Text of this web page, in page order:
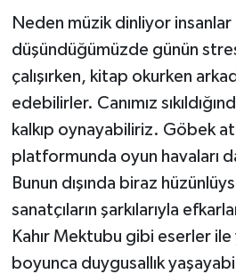
Neden müzik dinliyor insanlar
düşündüğümüzde günün
çalışırken, kitap okurken
edebilirler. Canımız
kalkıp oynayabiliriz. Göbek
platformunda oyun havaları
Bunun dışında biraz
sanatçıların şarkılarıyla
Kahır Mektubu gibi eserler ile
boyunca duygusallık